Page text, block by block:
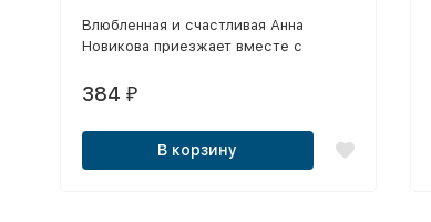
Влюбленная и счастливая Анна
Новикова приезжает вместе с
приморский город, чтобы
384 ₽
В корзину